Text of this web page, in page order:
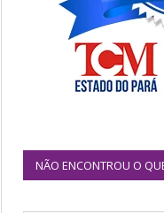
NÃO ENCONTROU O